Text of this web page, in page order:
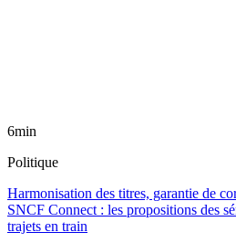
6min
Politique
Harmonisation des titres, garantie de
SNCF Connect : les propositions des
trajets en train